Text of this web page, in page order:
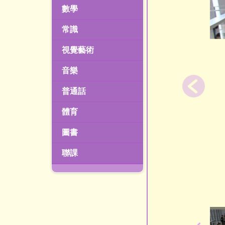
數學
常識
視覺藝術
音樂
普通話
體育
圖書
聯課